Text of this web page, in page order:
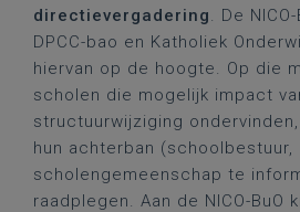
directievergadering. De
DPCC-bao en Katholiek
hiervan op de hoogte. Op die
scholen die mogelijk impact
structuurwijziging
hun achterban (schoolbestuur,
scholengemeenschap te
raadplegen. Aan de NICO-BuO